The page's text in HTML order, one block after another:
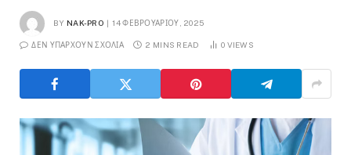
BY NAK-PRO 14 ΦΕΒΡΟΥΑΡΊΟΥ, 2025
ΔΕΝ ΥΠΆΡΧΟΥΝ ΣΧΌΛΙΑ 2 MINS READ 0 VIEWS